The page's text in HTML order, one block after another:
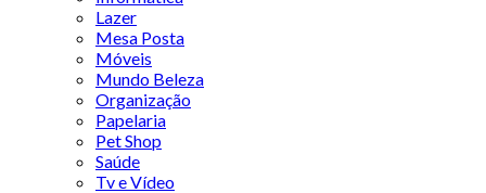
Lazer
Mesa Posta
Móveis
Mundo Beleza
Organização
Papelaria
Pet Shop
Saúde
Tv e Vídeo